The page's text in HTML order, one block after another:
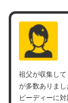
祖父が収集し
が多数ありま
ピーディーに